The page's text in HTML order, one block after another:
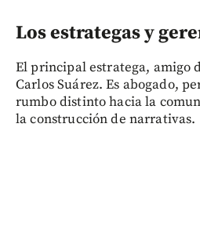
Los estrategas y
El principal estratega, amigo
Carlos Suárez. Es abogado,
rumbo distinto hacia la
la construcción de narrativas.